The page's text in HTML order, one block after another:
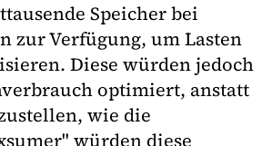
Speicher bei
zur Verfügung, um Lasten
Diese würden jedoch
optimiert, anstatt
wie die